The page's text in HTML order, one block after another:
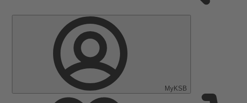
MyKSB